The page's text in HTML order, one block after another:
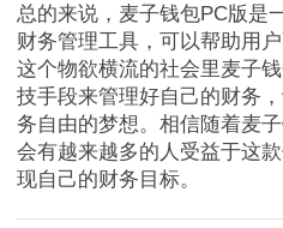
总的来说，麦子钱包PC版是
财务管理工具，可以帮助用
这个物欲横流的社会里麦子
技手段来管理好自己的财务
务自由的梦想。相信随着麦
会有越来越多的人受益于这
现自己的财务目标。